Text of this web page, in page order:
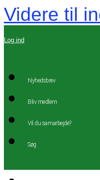
Videre til
Log ind
Nyhedsbrev
Bliv medlem
Vil du samarbejde?
Søg